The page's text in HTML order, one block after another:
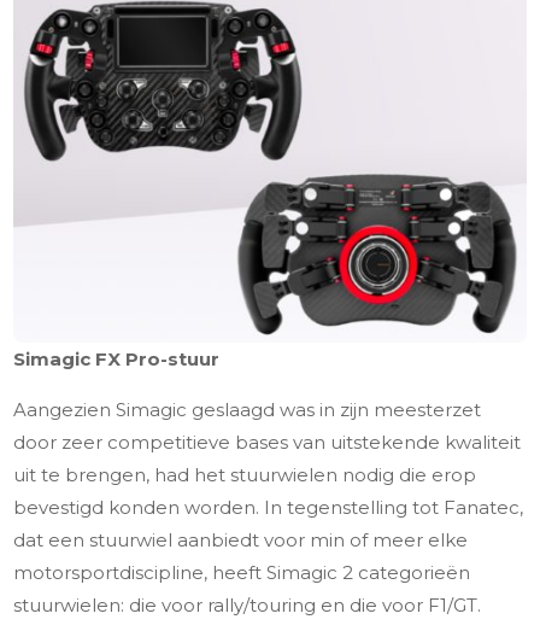
Simagic FX Pro-stuur
Aangezien Simagic geslaagd was in zijn meesterzet
door zeer competitieve bases van uitstekende kwaliteit
uit te brengen, had het stuurwielen nodig die erop
bevestigd konden worden. In tegenstelling tot Fanatec,
dat een stuurwiel aanbiedt voor min of meer elke
motorsportdiscipline, heeft Simagic 2 categorieën
stuurwielen: die voor rally/touring en die voor F1/GT.